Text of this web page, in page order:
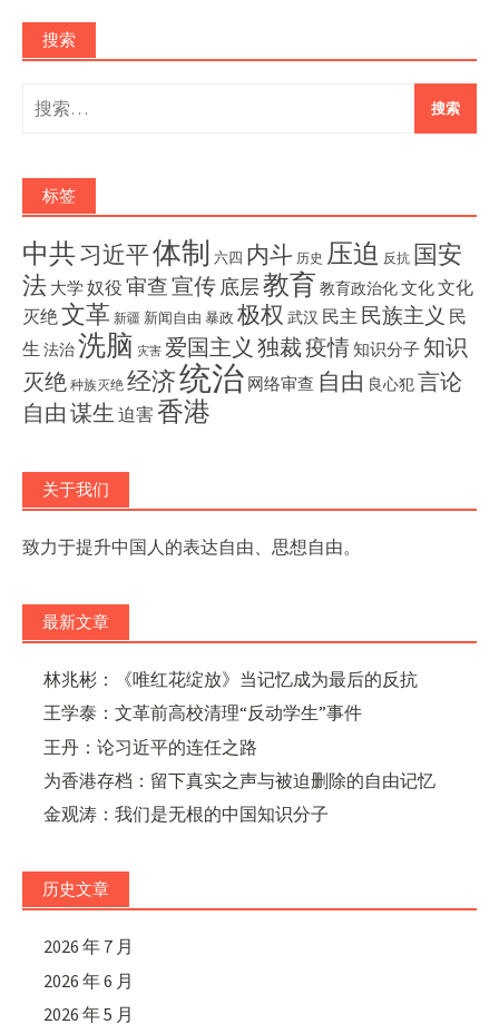
搜索
搜
索：
标签
中共习近平体制 六四 内斗 历史 压迫 反抗 国安
法 大学 奴役 审查宣传底层教育 教育政治化文化文化
灭绝文革 新疆 新闻自由 暴政 极权 武汉 民主 民族主义 民
生 法治洗脑 灾害 爱国主义 独裁疫情知识分子 知识
灭绝 种族灭绝 经济统治 网络审查 自由 良心犯言论
自由 谋生 迫害香港
关于我们
致力于提升中国人的表达自由、思想自由。
最新文章
林兆彬：《唯红花绽放》当记忆成为最后的反抗
王学泰：文革前高校清理“反动学生”事件
王丹：论习近平的连任之路
为香港存档：留下真实之声与被迫删除的自由记忆
金观涛：我们是无根的中国知识分子
历史文章
2026 年 7 月
2026 年 6 月
2026 年 5 月